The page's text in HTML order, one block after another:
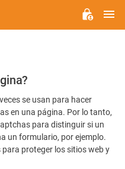
se usan para hacer
en una página. Por lo tanto,
para distinguir si un
un formulario, por ejemplo.
proteger los sitios web y